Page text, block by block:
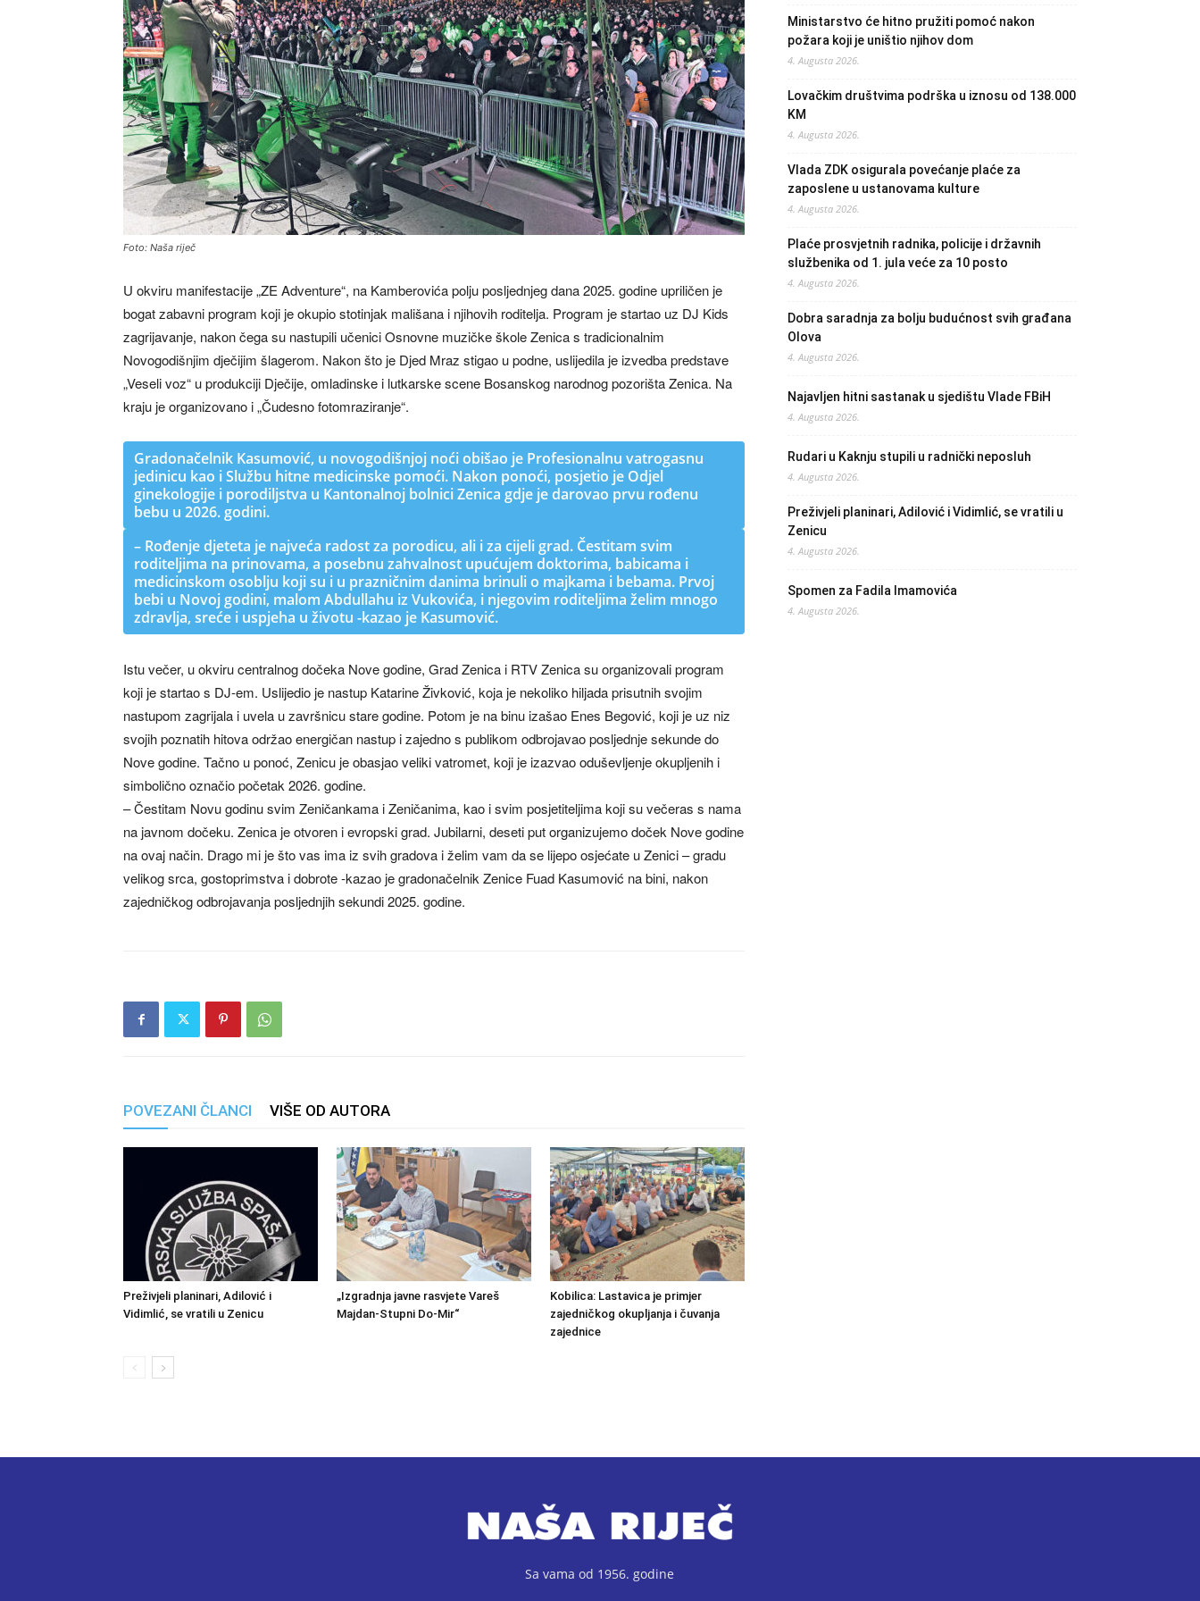
Foto: Naša riječ
U okviru manifestacije „ZE Adventure“, na Kamberovića polju posljednjeg dana 2025. godine upriličen je
bogat zabavni program koji je okupio stotinjak mališana i njihovih roditelja. Program je startao uz DJ Kids
zagrijavanje, nakon čega su nastupili učenici Osnovne muzičke škole Zenica s tradicionalnim
Novogodišnjim dječijim šlagerom. Nakon što je Djed Mraz stigao u podne, uslijedila je izvedba predstave
„Veseli voz“ u produkciji Dječije, omladinske i lutkarske scene Bosanskog narodnog pozorišta Zenica. Na
kraju je organizovano i „Čudesno fotomraziranje“.
Gradonačelnik Kasumović, u novogodišnjoj noći obišao je Profesionalnu vatrogasnu
jedinicu kao i Službu hitne medicinske pomoći. Nakon ponoći, posjetio je Odjel
ginekologije i porodiljstva u Kantonalnoj bolnici Zenica gdje je darovao prvu rođenu
bebu u 2026. godini.
– Rođenje djeteta je najveća radost za porodicu, ali i za cijeli grad. Čestitam svim
roditeljima na prinovama, a posebnu zahvalnost upućujem doktorima, babicama i
medicinskom osoblju koji su i u prazničnim danima brinuli o majkama i bebama. Prvoj
bebi u Novoj godini, malom Abdullahu iz Vukovića, i njegovim roditeljima želim mnogo
zdravlja, sreće i uspjeha u životu -kazao je Kasumović.
Istu večer, u okviru centralnog dočeka Nove godine, Grad Zenica i RTV Zenica su organizovali program
koji je startao s DJ-em. Uslijedio je nastup Katarine Živković, koja je nekoliko hiljada prisutnih svojim
nastupom zagrijala i uvela u završnicu stare godine. Potom je na binu izašao Enes Begović, koji je uz niz
svojih poznatih hitova održao energičan nastup i zajedno s publikom odbrojavao posljednje sekunde do
Nove godine. Tačno u ponoć, Zenicu je obasjao veliki vatromet, koji je izazvao oduševljenje okupljenih i
simbolično označio početak 2026. godine.
– Čestitam Novu godinu svim Zeničankama i Zeničanima, kao i svim posjetiteljima koji su večeras s nama
na javnom dočeku. Zenica je otvoren i evropski grad. Jubilarni, deseti put organizujemo doček Nove godine
na ovaj način. Drago mi je što vas ima iz svih gradova i želim vam da se lijepo osjećate u Zenici – gradu
velikog srca, gostoprimstva i dobrote -kazao je gradonačelnik Zenice Fuad Kasumović na bini, nakon
zajedničkog odbrojavanja posljednjih sekundi 2025. godine.
POVEZANI ČLANCI VIŠE OD AUTORA
Preživjeli planinari, Adilović i
Vidimlić, se vratili u Zenicu
„Izgradnja javne rasvjete Vareš
Majdan-Stupni Do-Mir“
Kobilica: Lastavica je primjer
zajedničkog okupljanja i čuvanja
zajednice
Ministarstvo će hitno pružiti pomoć nakon
požara koji je uništio njihov dom
4. Augusta 2026.
Lovačkim društvima podrška u iznosu od 138.000
KM
4. Augusta 2026.
Vlada ZDK osigurala povećanje plaće za
zaposlene u ustanovama kulture
4. Augusta 2026.
Plaće prosvjetnih radnika, policije i državnih
službenika od 1. jula veće za 10 posto
4. Augusta 2026.
Dobra saradnja za bolju budućnost svih građana
Olova
4. Augusta 2026.
Najavljen hitni sastanak u sjedištu Vlade FBiH
4. Augusta 2026.
Rudari u Kaknju stupili u radnički neposluh
4. Augusta 2026.
Preživjeli planinari, Adilović i Vidimlić, se vratili u
Zenicu
4. Augusta 2026.
Spomen za Fadila Imamovića
4. Augusta 2026.
Sa vama od 1956. godine